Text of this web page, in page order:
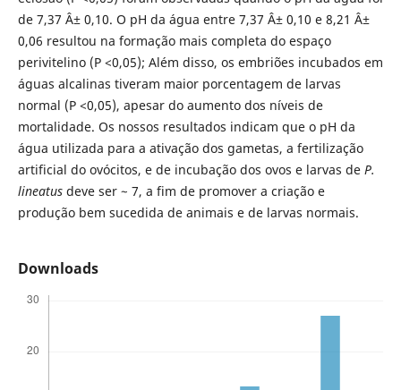
de 7,37 Â± 0,10. O pH da água entre 7,37 Â± 0,10 e 8,21 Â±
0,06 resultou na formação mais completa do espaço
perivitelino (P <0,05); Além disso, os embriões incubados em
águas alcalinas tiveram maior porcentagem de larvas
normal (P <0,05), apesar do aumento dos níveis de
mortalidade. Os nossos resultados indicam que o pH da
água utilizada para a ativação dos gametas, a fertilização
artificial do ovócitos, e de incubação dos ovos e larvas de P.
lineatus deve ser ~ 7, a fim de promover a criação e
produção bem sucedida de animais e de larvas normais.
Downloads